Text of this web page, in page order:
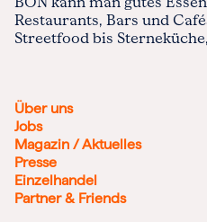
Restaurants, Bars und
Streetfood bis
Über uns
Jobs
Magazin / Aktuelles
Presse
Einzelhandel
Partner & Friends